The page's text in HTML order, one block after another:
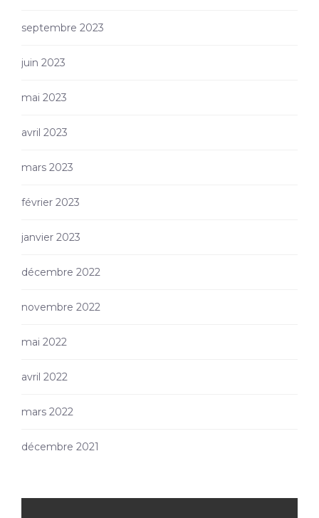
septembre 2023
juin 2023
mai 2023
avril 2023
mars 2023
février 2023
janvier 2023
décembre 2022
novembre 2022
mai 2022
avril 2022
mars 2022
décembre 2021